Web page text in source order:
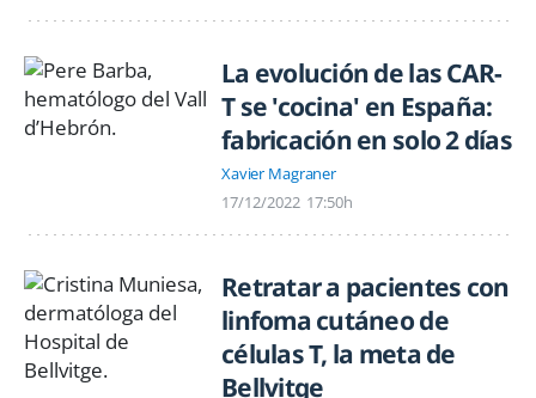
La evolución de las CAR-
T se 'cocina' en España:
fabricación en solo 2 días
Xavier Magraner
17/12/2022 17:50h
Retratar a pacientes con
linfoma cutáneo de
células T, la meta de
Bellvitge